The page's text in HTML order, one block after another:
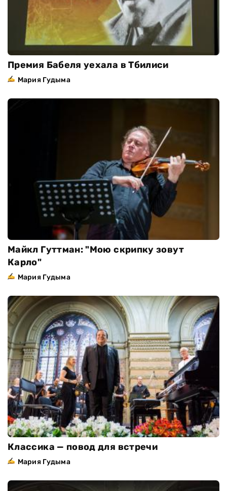
Премия Бабеля уехала в Тбилиси
Мария Гудыма
Майкл Гуттман: "Мою скрипку зовут
Карло"
Мария Гудыма
Классика — повод для встречи
Мария Гудыма